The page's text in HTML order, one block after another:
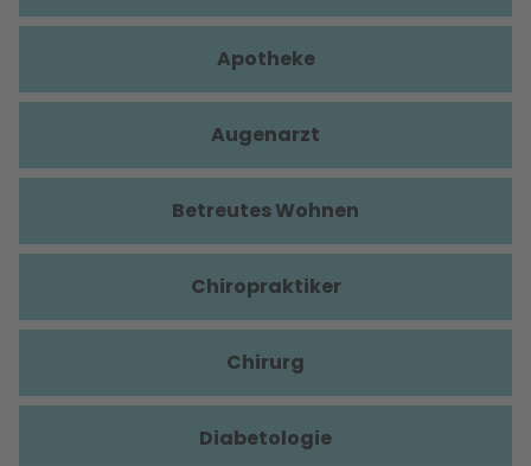
Apotheke
Augenarzt
Betreutes Wohnen
Chiropraktiker
Chirurg
Diabetologie